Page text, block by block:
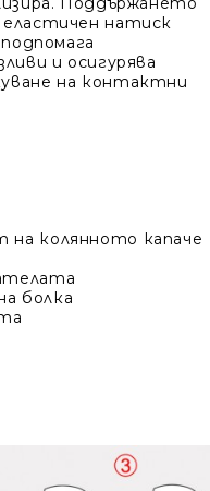
натиск
и осигурява
на контактни
на колянното капаче
болка